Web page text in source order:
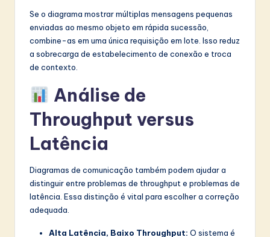
Se o diagrama mostrar múltiplas mensagens pequenas
enviadas ao mesmo objeto em rápida sucessão,
combine-as em uma única requisição em lote. Isso reduz
a sobrecarga de estabelecimento de conexão e troca
de contexto.
Análise de
Throughput versus
Latência
Diagramas de comunicação também podem ajudar a
distinguir entre problemas de throughput e problemas de
latência. Essa distinção é vital para escolher a correção
adequada.
Alta Latência, Baixo Throughput: O sistema é